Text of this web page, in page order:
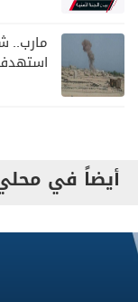
مارب..
أيضاً في